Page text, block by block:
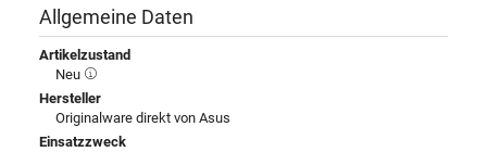
Allgemeine Daten
Artikelzustand
Neu
Hersteller
Originalware direkt von Asus
Einsatzzweck